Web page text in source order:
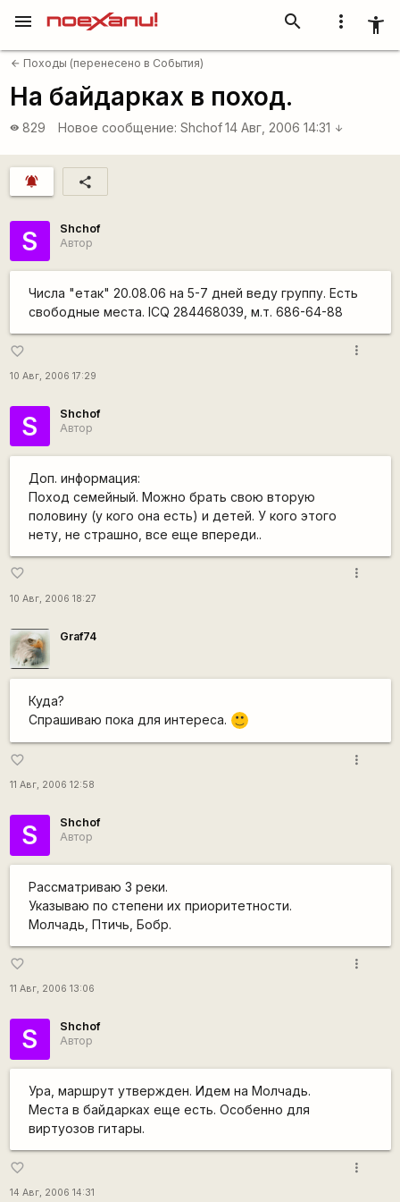
more_vert accessibility_new
search
menu
arrow_back Походы (перенесено в События)
На байдарках в поход.
visibility 829 Новое сообщение: Shchof 14 Авг, 2006 14:31 arrow_downward
notifications_active share
S
Shchof
Автор
Числа "етак" 20.08.06 на 5-7 дней веду группу. Есть
свободные места. ICQ 284468039, м.т. 686-64-88
favorite_border
10 Авг, 2006 17:29
more_vert
S
Shchof
Автор
Доп. информация:
Поход семейный. Можно брать свою вторую
половину (у кого она есть) и детей. У кого этого
нету, не страшно, все еще впереди..
favorite_border
10 Авг, 2006 18:27
more_vert
Graf74
Куда?
Спрашиваю пока для интереса.
:)
favorite_border
11 Авг, 2006 12:58
more_vert
S
Shchof
Автор
Рассматриваю 3 реки.
Указываю по степени их приоритетности.
Молчадь, Птичь, Бобр.
favorite_border
11 Авг, 2006 13:06
more_vert
S
Shchof
Автор
Ура, маршрут утвержден. Идем на Молчадь.
Места в байдарках еще есть. Особенно для
виртуозов гитары.
favorite_border
14 Авг, 2006 14:31
more_vert